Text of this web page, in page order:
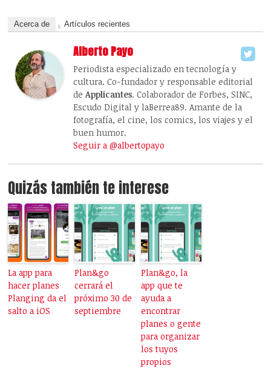
Acerca de Artículos recientes
Alberto Payo
Periodista especializado en tecnología y
cultura. Co-fundador y responsable editorial
deApplicantes. Colaborador de Forbes, SINC,
Escudo Digital y laBerrea89. Amante de la
fotografía, el cine, los comics, los viajes y el
buen humor.
Seguir a @albertopayo
Quizás también te interese
La app para
hacer planes
Planging da el
salto a iOS
Plan&go
cerrará el
próximo 30 de
septiembre
Plan&go, la
app que te
ayuda a
encontrar
planes o gente
para organizar
los tuyos
propios